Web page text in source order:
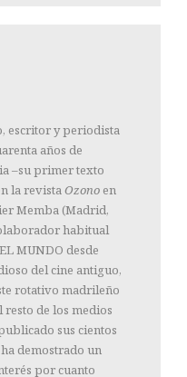
escritor y periodista
años de
–su primer texto
la revistaOzono en
Memba (Madrid,
habitual
MUNDO desde
del cine antiguo,
rotativo madrileño
resto de los medios
sus cientos
demostrado un
por cuanto